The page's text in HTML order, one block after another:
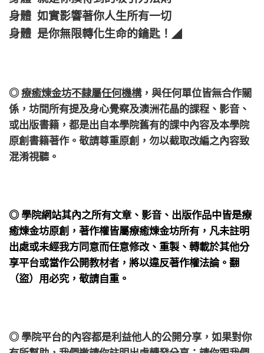
身體 如實影響著你人生所有一切
身體 是你無限轉化生命的鑰匙！ ◢
◎療癒煉金坊不隸屬任何機構， 與任何單位皆無合作關
係， 坊間所有提及身心覺察及澳洲花晶的課程、影音、
或出版書籍，都是出自本學院舊有的課中內容及本學院
原創書籍著作。敬請尊重原創，勿以截取改編之內容致
混淆視聽。
◎ 學院網站其內之所有文章、影音、出版作品中皆是療
癒煉金坊原創，著作權皆屬療癒煉金坊所有，凡未註明
出處或未經我方同意而任意修改、重製、轉載於其他分
享平台或當作公開教材者，將以違反著作權法論。翻
（盜）用必究，敬請自重。
◎ 學院平台的內容都是利益他人的公開分享，如果對你